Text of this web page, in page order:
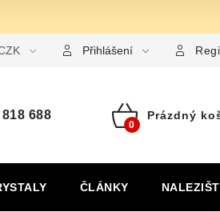
pro uplatnění reklamace
Přihlášení
688
Nákupní
Prázdný
ČLÁNKY